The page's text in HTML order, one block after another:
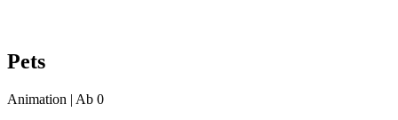
Pets
Animation | Ab 0